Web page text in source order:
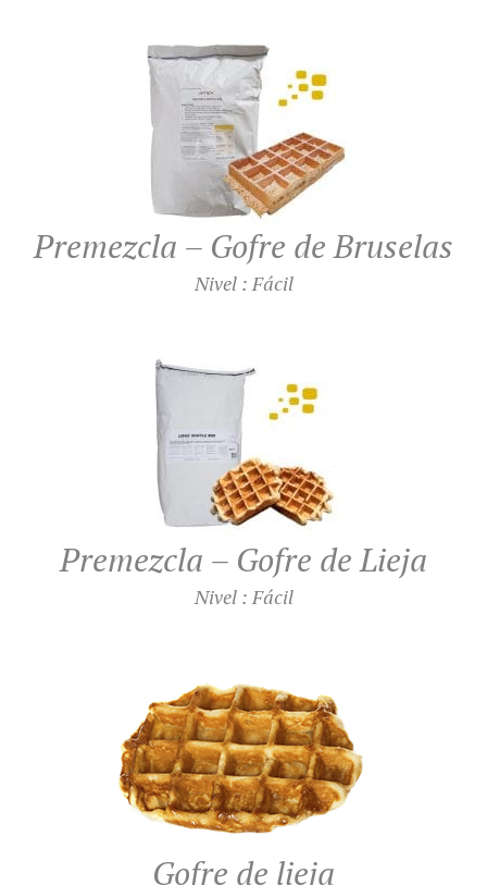
Premezcla – Gofre de Bruselas
Nivel : Fácil
Premezcla – Gofre de Lieja
Nivel : Fácil
Gofre de lieja